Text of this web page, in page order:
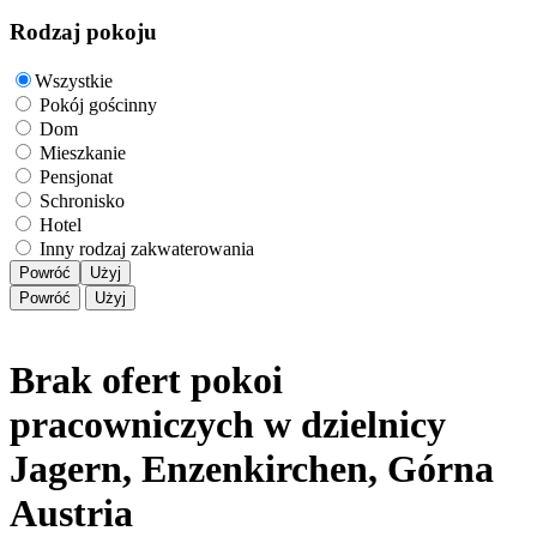
Rodzaj pokoju
Wszystkie
Pokój gościnny
Dom
Mieszkanie
Pensjonat
Schronisko
Hotel
Inny rodzaj zakwaterowania
Powróć
Użyj
Powróć
Użyj
Brak ofert pokoi
pracowniczych w dzielnicy
Jagern, Enzenkirchen, Górna
Austria